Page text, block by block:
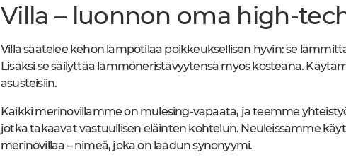
Villa – luonnon oma high-
Villa säätelee kehon lämpötilaa poikkeuksellisen hyvin: se
Lisäksi se säilyttää lämmöneristävyytensä myös kosteana.
asusteisiin.
Kaikki merinovillamme on mulesing-vapaata, ja teemme
jotka takaavat vastuullisen eläinten kohtelun. Neuleissamme
merinovillaa – nimeä, joka on laadun synonyymi.